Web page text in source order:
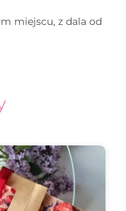
miejscu, z dala od